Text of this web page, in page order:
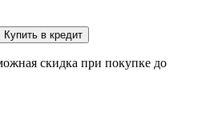
Купить в кредит
скидка при покупке до